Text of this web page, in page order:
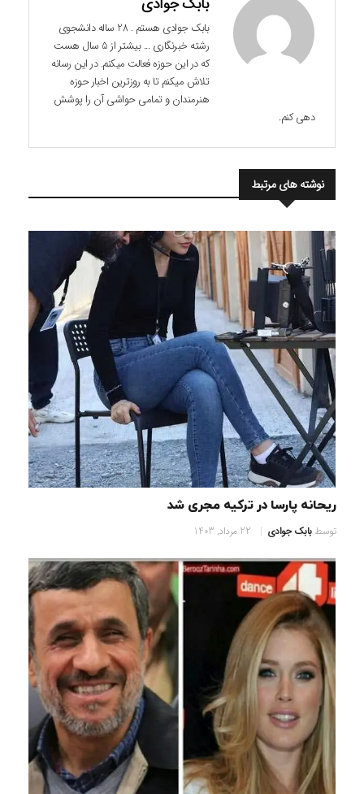
بابک جوادی هستم . 28 ساله دانشجوی
رشته خبرنگاری ... بیشتر از 5 سال هست
که در این حوزه فعالت میکنم. در این رسانه
تلاش میکنم تا به روزترین اخبار حوزه
هنرمندان و تمامی حواشی آن را پوشش
دهی کنم.
نوشته های مرتبط
ریحانه پارسا در ترکیه مجری شد
توسطبابک جوادی 22 مرداد, 1403